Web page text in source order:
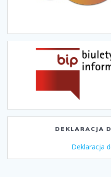
DEKLARACJA
Deklaracja